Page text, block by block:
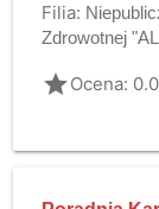
Filia:
Zdrowotnej
gradeOcena: 0.0